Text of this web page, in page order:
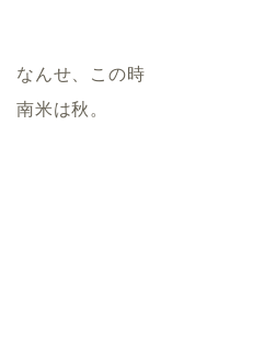
なんせ、この時
南米は秋。